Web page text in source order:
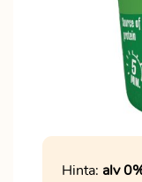
Hinta: alv